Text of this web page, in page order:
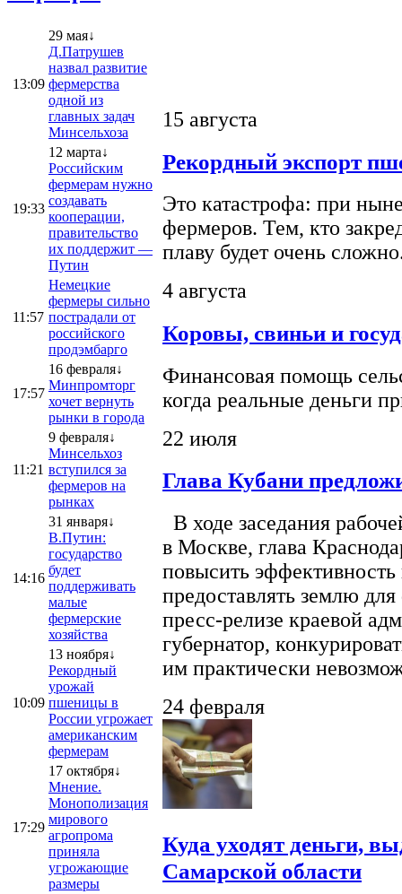
13:09
29 мая↓
Д.Патрушев
назвал развитие
фермерства
одной из
главных задач
Минсельхоза
19:33
12 марта↓
Российским
фермерам нужно
создавать
кооперации,
правительство
их поддержит —
Путин
11:57
Немецкие
фермеры сильно
пострадали от
российского
продэмбарго
17:57
16 февраля↓
Минпромторг
хочет вернуть
рынки в города
11:21
9 февраля↓
Минсельхоз
вступился за
фермеров на
рынках
14:16
31 января↓
В.Путин:
государство
будет
поддерживать
малые
фермерские
хозяйства
10:09
13 ноября↓
Рекордный
урожай
пшеницы в
России угрожает
американским
фермерам
17:29
17 октября↓
Мнение.
Монополизация
мирового
агропрома
приняла
угрожающие
размеры
15 августа
Рекордный экспорт
Это катастрофа: при
фермеров. Тем, кто
плаву будет очень
4 августа
Коровы, свиньи и
Финансовая помощь
когда реальные деньги
22 июля
Глава Кубани
В ходе заседания
в Москве, глава
повысить эффективность
предоставлять землю
пресс-релизе краевой
губернатор,
им практически
24 февраля
Куда уходят деньги,
Самарской области